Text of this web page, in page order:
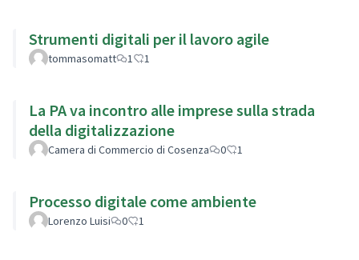
Strumenti digitali per il lavoro agile
tommasomatt 1 1
La PA va incontro alle imprese sulla strada
della digitalizzazione
Camera di Commercio di Cosenza 0 1
Processo digitale come ambiente
Lorenzo Luisi 0 1